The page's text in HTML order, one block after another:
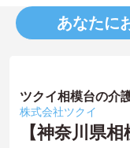
あなたに
ツクイ相模台の介
株式会社ツクイ
【神奈川県